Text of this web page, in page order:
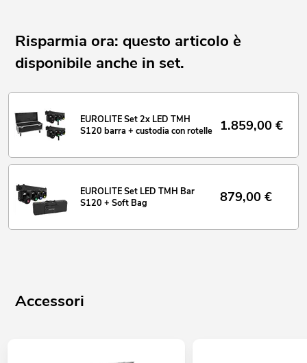
Risparmia ora: questo articolo è
disponibile anche in set.
EUROLITE Set 2x LED TMH
S120 barra + custodia con rotelle
1.859,00 €
EUROLITE Set LED TMH Bar
S120 + Soft Bag
879,00 €
Accessori